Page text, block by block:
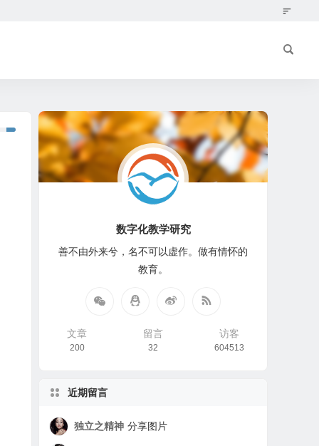
数字化教学研究
善不由外来兮，名不可以虚作。做有情怀的
教育。
文章
200
留言
32
访客
604513
近期留言
独立之精神 分享图片